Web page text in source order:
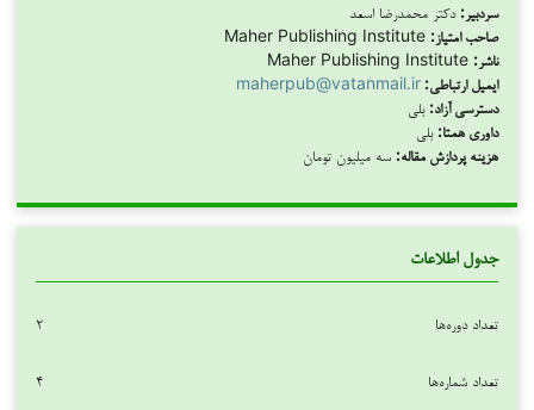
سردبیر: دکتر محمدرضا اسعد
صاحب امتیاز:
ناشر:
ایمیل ارتباطی: maherpub@vatanmail.ir
دسترسی آزاد: بلی
داوری همتا: بلی
هزینه پردازش مقاله: سه میلیون تومان
جدول اطلاعات
تعداد دوره‌ها ۲
تعداد شماره‌ها ۴